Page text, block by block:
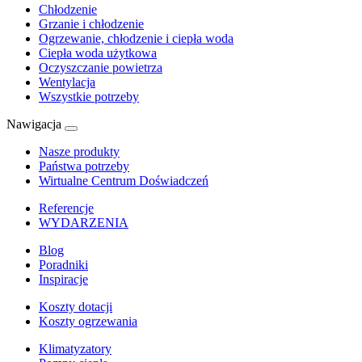
Chłodzenie
Grzanie i chłodzenie
Ogrzewanie, chłodzenie i ciepła woda
Ciepła woda użytkowa
Oczyszczanie powietrza
Wentylacja
Wszystkie potrzeby
Nawigacja
Nasze produkty
Państwa potrzeby
Wirtualne Centrum Doświadczeń
Referencje
WYDARZENIA
Blog
Poradniki
Inspiracje
Koszty dotacji
Koszty ogrzewania
Klimatyzatory